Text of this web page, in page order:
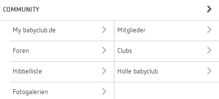
COMMUNITY
My babyclub.de Mitglieder
Foren Clubs
Hibbelliste Holle babyclub
Fotogalerien